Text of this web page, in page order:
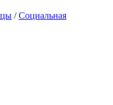
/Социальная